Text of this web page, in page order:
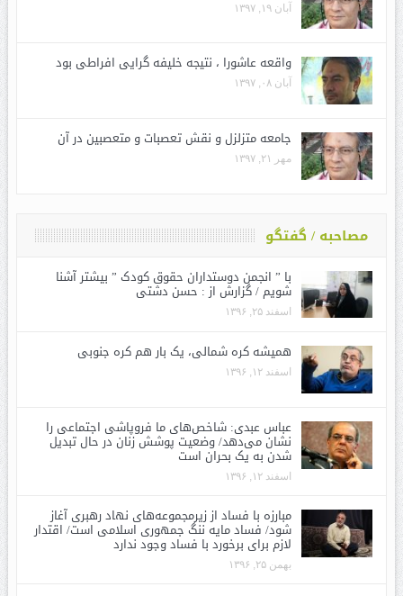
آبان ۱۹, ۱۳۹۷
واقعه عاشورا ، نتیجه خلیفه گرایی افراطی بود
آبان ۰۸, ۱۳۹۷
جامعه متزلزل و نقش تعصبات و متعصبین در آن
مهر ۲۱, ۱۳۹۷
مصاحبه / گفتگو
با ” انجمن دوستداران حقوق کودک ” بیشتر آشنا
شویم / گزارش از : حسن دشتی
اسفند ۲۵, ۱۳۹۶
همیشه کره شمالی، یک بار هم کره جنوبی
اسفند ۱۲, ۱۳۹۶
عباس عبدی: شاخص‌های ما فروپاشی اجتماعی را
نشان می‌دهد/ وضعیت پوشش زنان در حال تبدیل
شدن به یک بحران است
اسفند ۱۲, ۱۳۹۶
مبارزه با فساد از زیرمجموعه‌های نهاد رهبری آغاز
شود/ فساد مایه ننگ جمهوری اسلامی است/ اقتدار
لازم برای برخورد با فساد وجود ندارد
بهمن ۲۵, ۱۳۹۶